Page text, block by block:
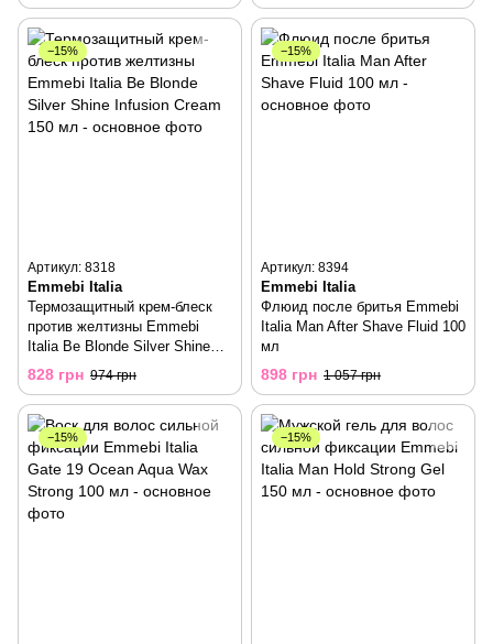
−15%
Артикул: 8318
Emmebi Italia
Термозащитный крем-блеск
против желтизны Emmebi
Italia Be Blonde Silver Shine
Infusion Cream 150 мл
828 грн 974 грн
−15%
Артикул: 8394
Emmebi Italia
Флюид после бритья Emmebi
Italia Man After Shave Fluid 100
мл
898 грн 1 057 грн
−15% −15%